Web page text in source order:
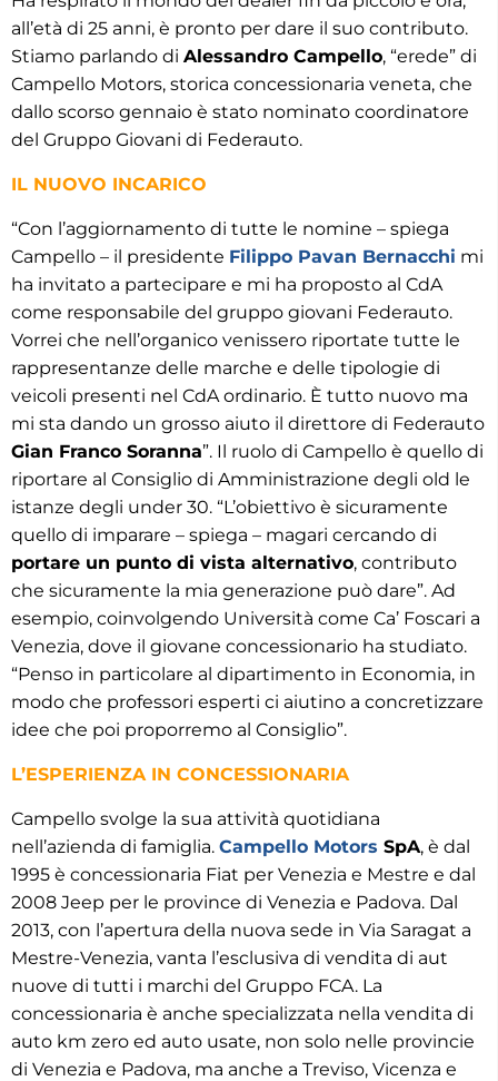
all’età di 25 anni, è pronto per dare il suo contributo.
Stiamo parlando di Alessandro Campello, “erede” di
Campello Motors, storica concessionaria veneta, che
dallo scorso gennaio è stato nominato coordinatore
del Gruppo Giovani di Federauto.
IL NUOVO INCARICO
“Con l’aggiornamento di tutte le nomine – spiega
Campello – il presidente Filippo Pavan Bernacchi mi
ha invitato a partecipare e mi ha proposto al CdA
come responsabile del gruppo giovani Federauto.
Vorrei che nell’organico venissero riportate tutte le
rappresentanze delle marche e delle tipologie di
veicoli presenti nel CdA ordinario. È tutto nuovo ma
mi sta dando un grosso aiuto il direttore di Federauto
Gian Franco Soranna”. Il ruolo di Campello è quello di
riportare al Consiglio di Amministrazione degli old le
istanze degli under 30. “L’obiettivo è sicuramente
quello di imparare – spiega – magari cercando di
portare un punto di vista alternativo, contributo
che sicuramente la mia generazione può dare”. Ad
esempio, coinvolgendo Università come Ca’ Foscari a
Venezia, dove il giovane concessionario ha studiato.
“Penso in particolare al dipartimento in Economia, in
modo che professori esperti ci aiutino a concretizzare
idee che poi proporremo al Consiglio”.
L’ESPERIENZA IN CONCESSIONARIA
Campello svolge la sua attività quotidiana
nell’azienda di famiglia. Campello Motors SpA, è dal
1995 è concessionaria Fiat per Venezia e Mestre e dal
2008 Jeep per le province di Venezia e Padova. Dal
2013, con l’apertura della nuova sede in Via Saragat a
Mestre-Venezia, vanta l’esclusiva di vendita di aut
nuove di tutti i marchi del Gruppo FCA. La
concessionaria è anche specializzata nella vendita di
auto km zero ed auto usate, non solo nelle provincie
di Venezia e Padova, ma anche a Treviso, Vicenza e